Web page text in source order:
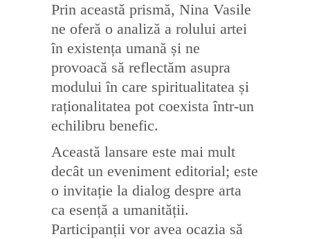
Prin această prismă, Nina Vasile
ne oferă o analiză a rolului artei
în existența umană și ne
provoacă să reflectăm asupra
modului în care spiritualitatea și
raționalitatea pot coexista într-un
echilibru benefic.
Această lansare este mai mult
decât un eveniment editorial; este
o invitație la dialog despre arta
ca esență a umanității.
Participanții vor avea ocazia să